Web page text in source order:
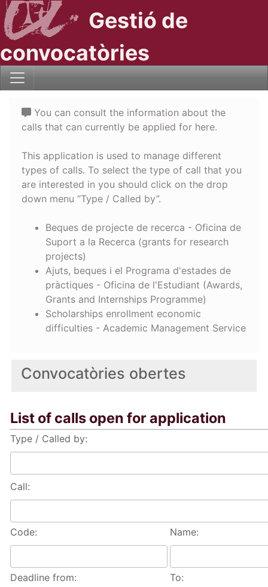
Gestió de
convocatòries
Convocatòries obertes
List of calls open for application
Type / Called by:
Call:
Code: Name:
Deadline from: To:
You can consult the information about the
calls that can currently be applied for here.
This application is used to manage different
types of calls. To select the type of call that you
are interested in you should click on the drop
down menu “Type / Called by”.
Beques de projecte de recerca - Oficina de
Suport a la Recerca (grants for research
projects)
Ajuts, beques i el Programa d'estades de
pràctiques - Oficina de l'Estudiant (Awards,
Grants and Internships Programme)
Scholarships enrollment economic
difficulties - Academic Management Service